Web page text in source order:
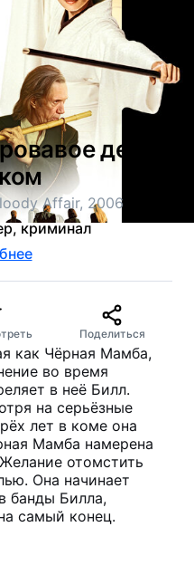
дело
Affair, 2006
криминал
Поделиться
как Чёрная Мамба,
во время
в неё Билл.
на серьёзные
лет в коме она
Мамба намерена
отомстить
Она начинает
банды Билла,
самый конец.